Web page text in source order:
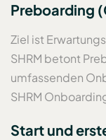
Preboarding
Ziel ist
SHRM betont
umfassenden
SHRM
Start und